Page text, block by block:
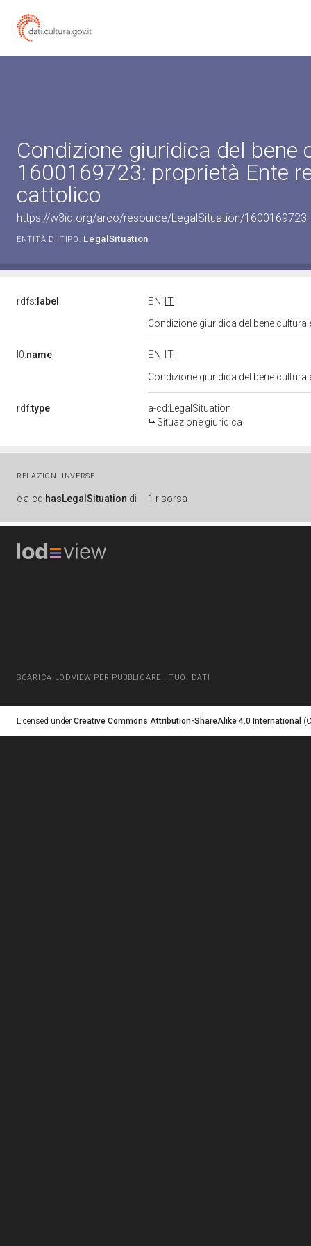
Condizione giuridica del bene
1600169723: proprietà Ente
cattolico
https://w3id.org/arco/resource/LegalSituation/
ENTITÀ DI TIPO: LegalSituation
rdfs: label EN
IT
Condizione giuridica del bene
l0:name EN
IT
Condizione giuridica del bene
rdf:type
a-cd:LegalSituation
Situazione giuridica
RELAZIONI INVERSE
è a-cd:hasLegalSituation di 1 risorsa
SCARICA LODVIEW PER PUBBLICARE I TUOI DATI
Licensed under Creative Commons Attribution-ShareAlike 4.0 International